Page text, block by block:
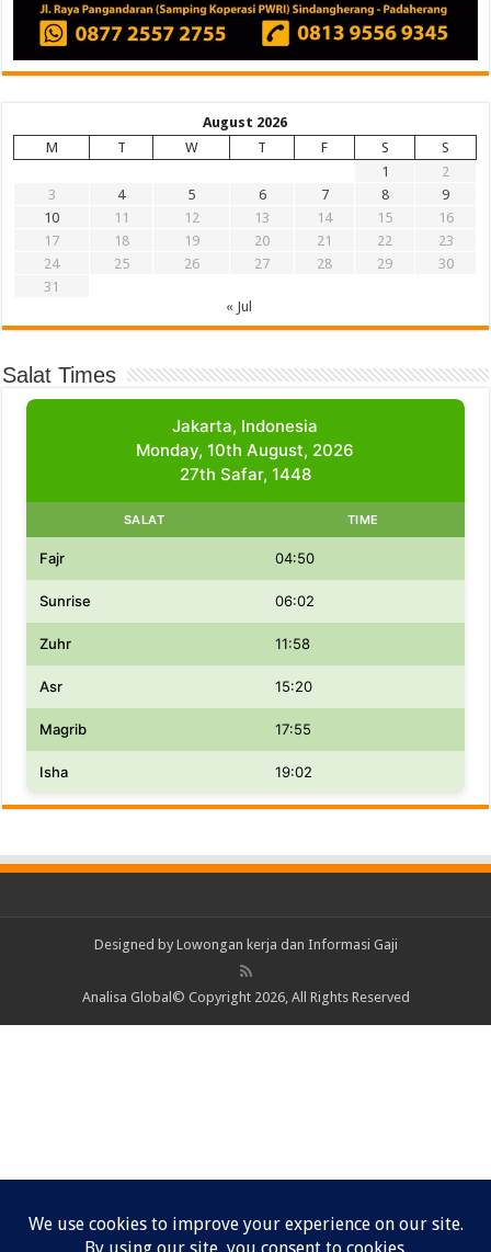
August 2026
M
T W T F S
S
1
2
3
4 5 6 7 8
9
10
11 12 13 14 15
16
17
18 19 20 21 22
23
24
25 26 27 28 29
30
31
« Jul
Salat Times
Jakarta, Indonesia
Monday, 10th August, 2026
27th Safar, 1448
SALAT TIME
Fajr 04:50
Sunrise 06:02
Zuhr 11:58
Asr 15:20
Magrib 17:55
Isha 19:02
Designed by Lowongan kerja dan Informasi Gaji
Analisa Global© Copyright 2026, All Rights Reserved